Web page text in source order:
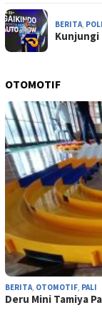
BERITA,
Kunjungi
OTOMOTIF
BERITA, OTOMOTIF, PALI
Deru Mini Tamiya